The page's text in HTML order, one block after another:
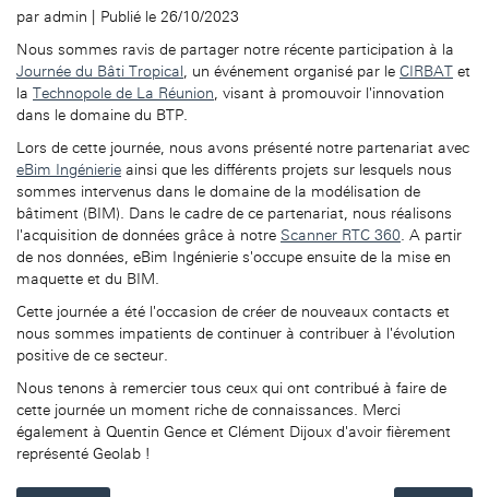
par admin
Publié le 26/10/2023
Nous sommes ravis de partager notre récente participation à la
Journée du Bâti Tropical, un événement organisé par le CIRBAT et
la Technopole de La Réunion, visant à promouvoir l'innovation
dans le domaine du BTP.
Lors de cette journée, nous avons présenté notre partenariat avec
eBim Ingénierie ainsi que les différents projets sur lesquels nous
sommes intervenus dans le domaine de la modélisation de
bâtiment (BIM). Dans le cadre de ce partenariat, nous réalisons
l'acquisition de données grâce à notre Scanner RTC 360. A partir
de nos données, eBim Ingénierie s'occupe ensuite de la mise en
maquette et du BIM.
Cette journée a été l'occasion de créer de nouveaux contacts et
nous sommes impatients de continuer à contribuer à l'évolution
positive de ce secteur.
Nous tenons à remercier tous ceux qui ont contribué à faire de
cette journée un moment riche de connaissances. Merci
également à Quentin Gence et Clément Dijoux d'avoir fièrement
représenté Geolab !